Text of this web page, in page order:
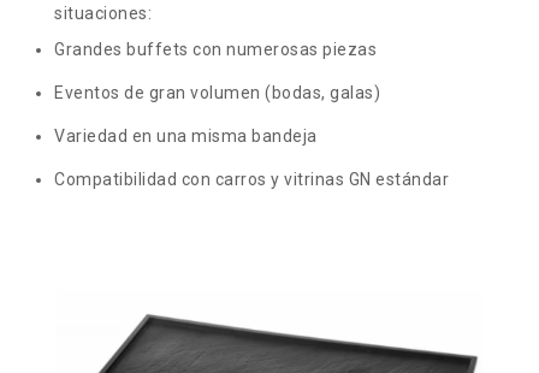
situaciones:
Grandes buffets con numerosas piezas
Eventos de gran volumen (bodas, galas)
Variedad en una misma bandeja
Compatibilidad con carros y vitrinas GN estándar